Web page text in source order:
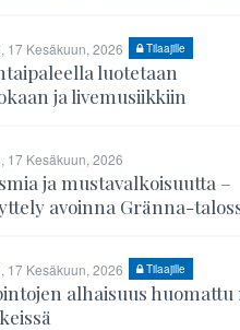
17 Kesäkuun, 2026 Tilaajille
luotetaan
ja livemusiikkiin
17 Kesäkuun, 2026
ja mustavalkoisuutta –
avoinna Gränna-
17 Kesäkuun, 2026 Tilaajille
alhaisuus huomattu